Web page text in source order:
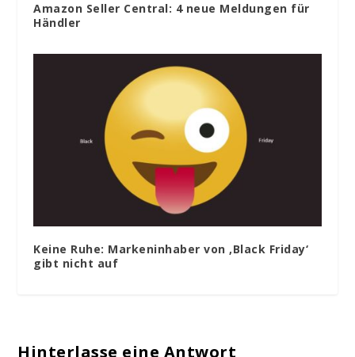
Amazon Seller Central: 4 neue Meldungen für
Händler
Keine Ruhe: Markeninhaber von ‚Black Friday‘
gibt nicht auf
Hinterlasse eine Antwort